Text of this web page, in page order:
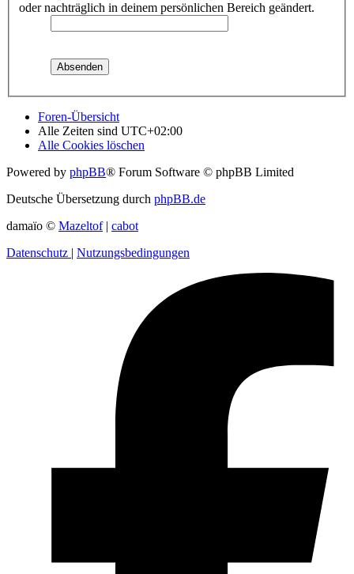
oder nachträglich in deinem persönlichen Bereich geändert.
Foren-Übersicht
Alle Zeiten sind UTC+02:00
Alle Cookies löschen
Powered by phpBB® Forum Software © phpBB Limited
Deutsche Übersetzung durch phpBB.de
damaïo © Mazeltof| cabot
Datenschutz | Nutzungsbedingungen